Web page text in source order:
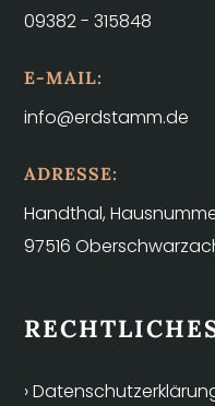
09382 - 315848
E-MAIL:
info@erdstamm.de
ADRESSE:
Handthal,
97516
›